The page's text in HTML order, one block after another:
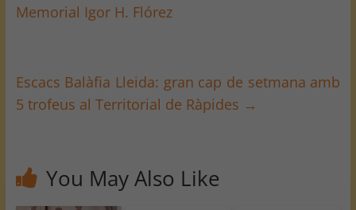
Memorial Igor H. Flórez
Escacs Balàfia Lleida: gran cap de setmana amb
5 trofeus al Territorial de Ràpides →
You May Also Like